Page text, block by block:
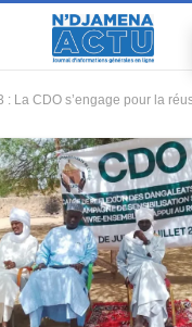
CDO s’engage pour la réussite du